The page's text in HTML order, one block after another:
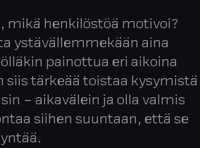
mikä henkilöstöä motivoi?
ystävällemmekään aina
painottua eri aikoina
tärkeää toistaa kysymistä
– aikavälein ja olla valmis
siihen suuntaan, että se